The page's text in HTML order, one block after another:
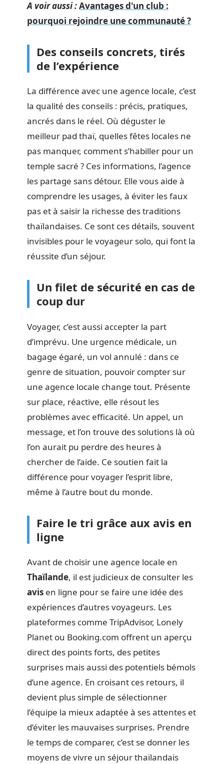
A voir aussi :Avantages d'un club :
pourquoi rejoindre une communauté ?
Des conseils concrets, tirés
de l’expérience
La différence avec une agence locale, c’est
la qualité des conseils : précis, pratiques,
ancrés dans le réel. Où déguster le
meilleur pad thaï, quelles fêtes locales ne
pas manquer, comment s’habiller pour un
temple sacré ? Ces informations, l’agence
les partage sans détour. Elle vous aide à
comprendre les usages, à éviter les faux
pas et à saisir la richesse des traditions
thaïlandaises. Ce sont ces détails, souvent
invisibles pour le voyageur solo, qui font la
réussite d’un séjour.
Un filet de sécurité en cas de
coup dur
Voyager, c’est aussi accepter la part
d’imprévu. Une urgence médicale, un
bagage égaré, un vol annulé : dans ce
genre de situation, pouvoir compter sur
une agence locale change tout. Présente
sur place, réactive, elle résout les
problèmes avec efficacité. Un appel, un
message, et l’on trouve des solutions là où
l’on aurait pu perdre des heures à
chercher de l’aide. Ce soutien fait la
différence pour voyager l’esprit libre,
même à l’autre bout du monde.
Faire le tri grâce aux avis en
ligne
Avant de choisir une agence locale en
Thaïlande, il est judicieux de consulter les
avis en ligne pour se faire une idée des
expériences d’autres voyageurs. Les
plateformes comme TripAdvisor, Lonely
Planet ou Booking.com offrent un aperçu
direct des points forts, des petites
surprises mais aussi des potentiels bémols
d’une agence. En croisant ces retours, il
devient plus simple de sélectionner
l’équipe la mieux adaptée à ses attentes et
d’éviter les mauvaises surprises. Prendre
le temps de comparer, c’est se donner les
moyens de vivre un séjour thaïlandais